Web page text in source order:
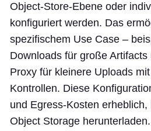
Object-Store-Ebene oder
konfiguriert werden. Das
spezifischem Use Case –
Downloads für große
Proxy für kleinere Uploads
Kontrollen. Diese
und Egress-Kosten
Object Storage herunterladen.